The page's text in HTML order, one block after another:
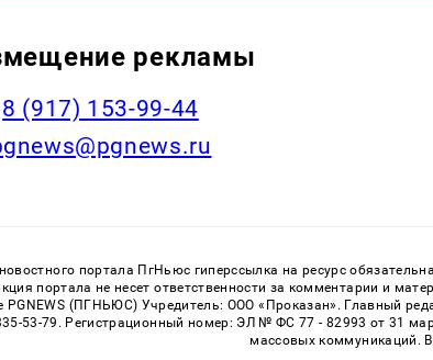
рекламы
‭8 (917) 153-99-44
портала ПгНьюс гиперссылка на ресурс
портала не несет ответственности за комментарии и
PGNEWS (ПГНЬЮС) Учредитель: ООО «Проказан». Главный
53-79. Регистрационный номер: ЭЛ № ФС 77 - 82993 от 31
массовых коммуникаций.